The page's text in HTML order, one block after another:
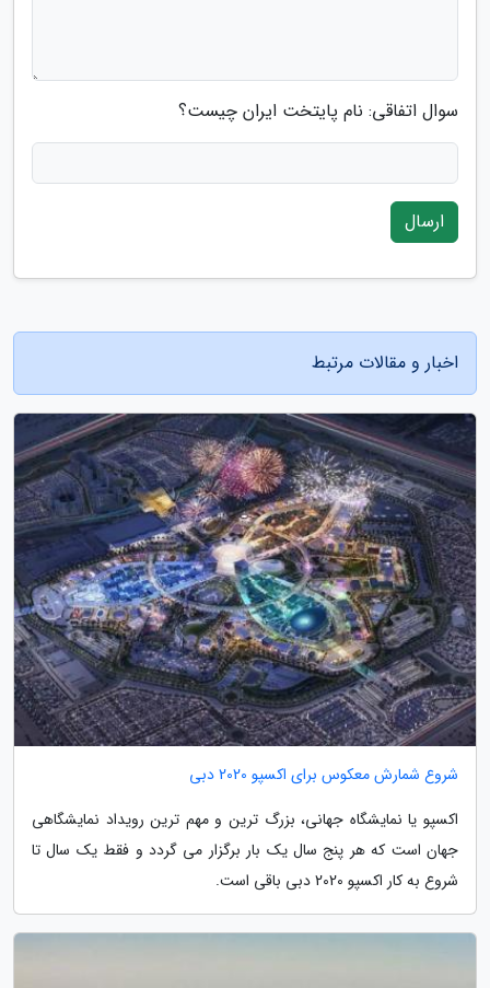
سوال اتفاقی: نام پایتخت ایران چیست؟
ارسال
اخبار و مقالات مرتبط
شروع شمارش معکوس برای اکسپو 2020 دبی
اکسپو یا نمایشگاه جهانی، بزرگ ترین و مهم ترین رویداد نمایشگاهی
جهان است که هر پنج سال یک بار برگزار می گردد و فقط یک سال تا
شروع به کار اکسپو 2020 دبی باقی است.